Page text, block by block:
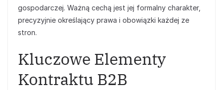
gospodarczej. Ważną cechą jest jej formalny charakter,
precyzyjnie określający prawa i obowiązki każdej ze
stron.
Kluczowe Elementy
Kontraktu B2B